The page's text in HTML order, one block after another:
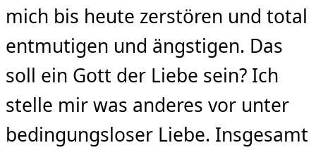
mich bis heute zerstören und total
entmutigen und ängstigen. Das
soll ein Gott der Liebe sein? Ich
stelle mir was anderes vor unter
bedingungsloser Liebe. Insgesamt